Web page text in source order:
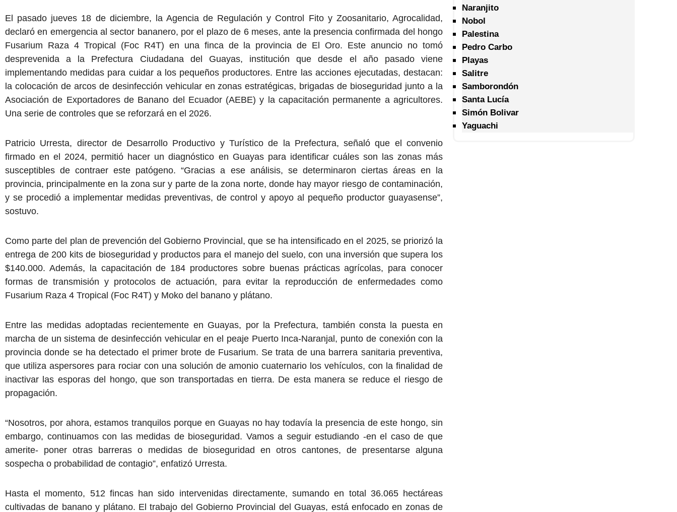
El pasado jueves 18 de diciembre, la Agencia de Regulación y Control Fito y Zoosanitario, Agrocalidad,
declaró en emergencia al sector bananero, por el plazo de 6 meses, ante la presencia confirmada del hongo
Fusarium Raza 4 Tropical (Foc R4T) en una finca de la provincia de El Oro. Este anuncio no tomó
desprevenida a la Prefectura Ciudadana del Guayas, institución que desde el año pasado viene
implementando medidas para cuidar a los pequeños productores. Entre las acciones ejecutadas, destacan:
la colocación de arcos de desinfección vehicular en zonas estratégicas, brigadas de bioseguridad junto a la
Asociación de Exportadores de Banano del Ecuador (AEBE) y la capacitación permanente a agricultores.
Una serie de controles que se reforzará en el 2026.
Patricio Urresta, director de Desarrollo Productivo y Turístico de la Prefectura, señaló que el convenio
firmado en el 2024, permitió hacer un diagnóstico en Guayas para identificar cuáles son las zonas más
susceptibles de contraer este patógeno. “Gracias a ese análisis, se determinaron ciertas áreas en la
provincia, principalmente en la zona sur y parte de la zona norte, donde hay mayor riesgo de contaminación,
y se procedió a implementar medidas preventivas, de control y apoyo al pequeño productor guayasense”,
sostuvo.
Como parte del plan de prevención del Gobierno Provincial, que se ha intensificado en el 2025, se priorizó la
entrega de 200 kits de bioseguridad y productos para el manejo del suelo, con una inversión que supera los
$140.000. Además, la capacitación de 184 productores sobre buenas prácticas agrícolas, para conocer
formas de transmisión y protocolos de actuación, para evitar la reproducción de enfermedades como
Fusarium Raza 4 Tropical (Foc R4T) y Moko del banano y plátano.
Entre las medidas adoptadas recientemente en Guayas, por la Prefectura, también consta la puesta en
marcha de un sistema de desinfección vehicular en el peaje Puerto Inca-Naranjal, punto de conexión con la
provincia donde se ha detectado el primer brote de Fusarium. Se trata de una barrera sanitaria preventiva,
que utiliza aspersores para rociar con una solución de amonio cuaternario los vehículos, con la finalidad de
inactivar las esporas del hongo, que son transportadas en tierra. De esta manera se reduce el riesgo de
propagación.
“Nosotros, por ahora, estamos tranquilos porque en Guayas no hay todavía la presencia de este hongo, sin
embargo, continuamos con las medidas de bioseguridad. Vamos a seguir estudiando -en el caso de que
amerite- poner otras barreras o medidas de bioseguridad en otros cantones, de presentarse alguna
sospecha o probabilidad de contagio”, enfatizó Urresta.
Hasta el momento, 512 fincas han sido intervenidas directamente, sumando en total 36.065 hectáreas
cultivadas de banano y plátano. El trabajo del Gobierno Provincial del Guayas, está enfocado en zonas de
Naranjito
Nobol
Palestina
Pedro Carbo
Playas
Salitre
Samborondón
Santa Lucía
Simón Bolivar
Yaguachi